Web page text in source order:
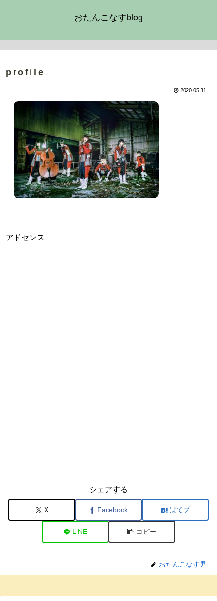
おたんこなすblog
profile
2020.05.31
アドセンス
シェアする
X Facebook はてブ
LINE コピー
おたんこなす男